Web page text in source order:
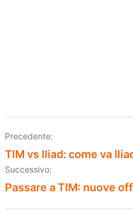
Precedente:
TIM vs Iliad: come va
Successivo:
Passare a TIM: nuove